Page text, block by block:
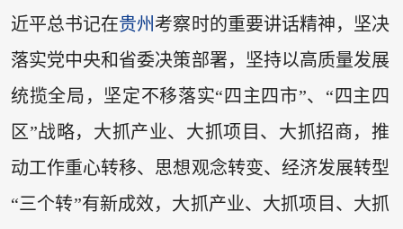
近平总书记在贵州 考察时的重要讲话精神，坚决
落实党中央和省委决策部署，坚持以高质量发展
统揽全局，坚定不移落实“四主四市”、“四主四
区”战略，大抓产业、大抓项目、大抓招商，推
动工作重心转移、思想观念转变、经济发展转型
“三个转”有新成效，大抓产业、大抓项目、大抓